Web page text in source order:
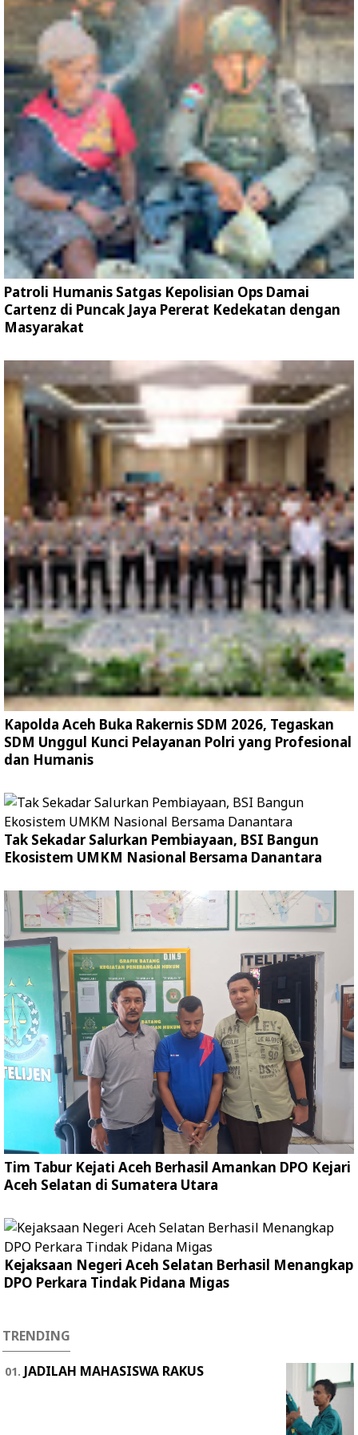
Patroli Humanis Satgas Kepolisian Ops Damai
Cartenz di Puncak Jaya Pererat Kedekatan dengan
Masyarakat
Kapolda Aceh Buka Rakernis SDM 2026, Tegaskan
SDM Unggul Kunci Pelayanan Polri yang Profesional
dan Humanis
Tak Sekadar Salurkan Pembiayaan, BSI Bangun
Ekosistem UMKM Nasional Bersama Danantara
Tim Tabur Kejati Aceh Berhasil Amankan DPO Kejari
Aceh Selatan di Sumatera Utara
Kejaksaan Negeri Aceh Selatan Berhasil Menangkap
DPO Perkara Tindak Pidana Migas
TRENDING
JADILAH MAHASISWA RAKUS